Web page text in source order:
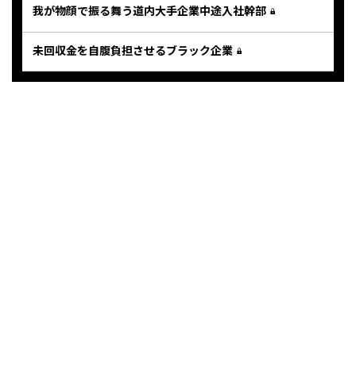
我が物顔で振る舞う道内大手企業中途入社幹部
未回収金を自腹負担させるブラック企業